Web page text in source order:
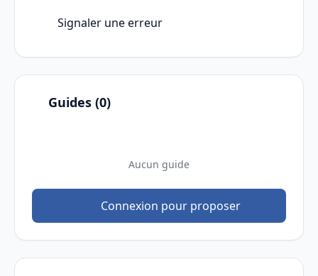
Signaler une erreur
Guides (0)
Aucun guide
Connexion pour proposer